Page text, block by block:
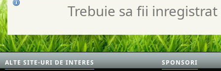
Trebuie sa fii
ALTE SITE-URI DE INTERES SPONSORI